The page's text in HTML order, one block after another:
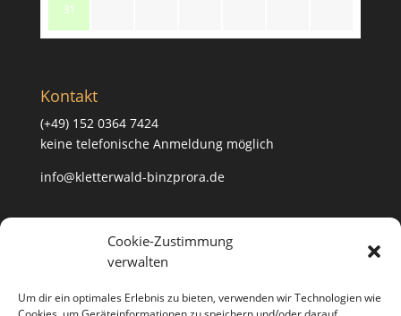
Cookie-Zustimmung
verwalten
Um dir ein optimales Erlebnis zu bieten, verwenden wir Technologien wie
31
Kontakt
(+49) 152 0364 7424
keine telefonische Anmeldung möglich
info@kletterwald-binzprora.de
Postanschrift
Kletterwald BinzProra Uwe Häusler
18507 Klein Lehmhagen